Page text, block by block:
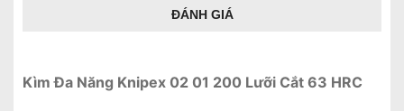
ĐÁNH GIÁ
Kìm Đa Năng Knipex 02 01 200 Lưỡi Cắt 63 HRC